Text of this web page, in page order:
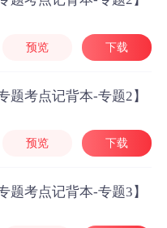
预览 下载
题考点记背本-专题2】
预览 下载
题考点记背本-专题3】